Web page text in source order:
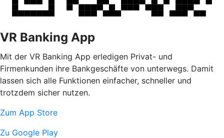
VR Banking App
Mit der VR Banking App erledigen Privat- und
Firmenkunden ihre Bankgeschäfte von unterwegs. Damit
lassen sich alle Funktionen einfacher, schneller und
trotzdem sicher nutzen.
Zum App Store
Zu Google Play